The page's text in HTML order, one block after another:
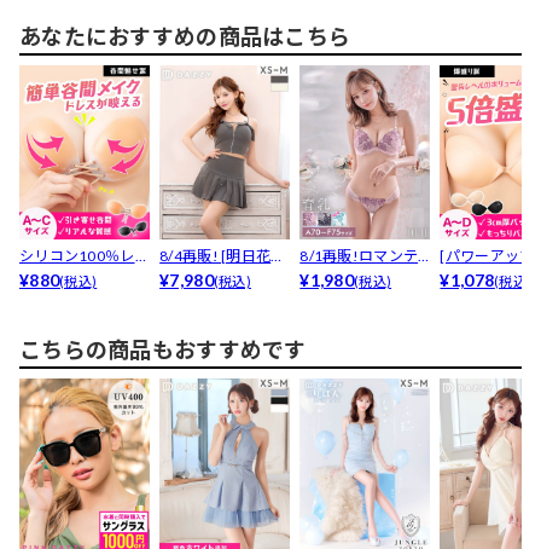
あなたにおすすめの商品はこちら
シリコン100％レー
スアップヌードブ
¥880(税込)
8/4再販! [明日花キ
ララ着用]3日...
¥7,980(税込)
8/1再販!ロマンテ
ィックベルローズ
¥1,980(税込)
[パワーアップ
最強5倍盛りア
¥1,078(税込)
こちらの商品もおすすめです